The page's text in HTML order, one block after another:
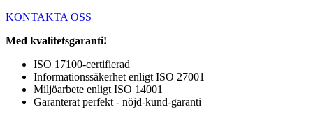
KONTAKTA OSS
Med kvalitetsgaranti!
ISO 17100-certifierad
Informationssäkerhet enligt ISO 27001
Miljöarbete enligt ISO 14001
Garanterat perfekt - nöjd-kund-garanti